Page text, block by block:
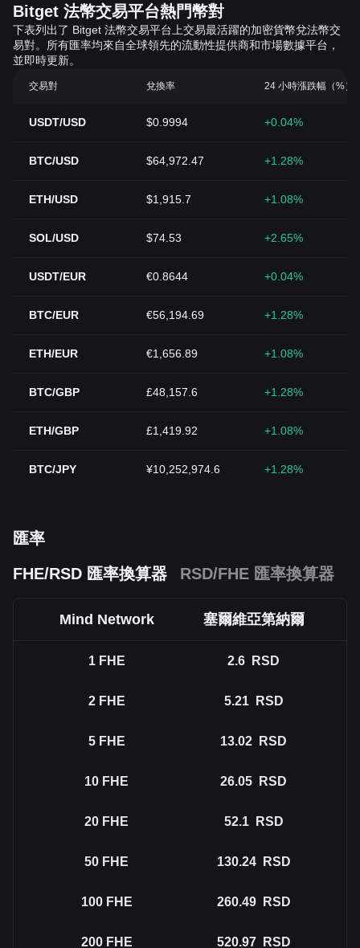
Bitget 法幣交易平台熱門幣對
下表列出了 Bitget 法幣交易平台上交易最活躍的加密貨幣兌法幣交
易對。所有匯率均來自全球領先的流動性提供商和市場數據平台，
並即時更新。
交易對 兌換率 24 小時漲跌幅（%）
USDT/USD $0.9994 +0.04%
BTC/USD $64,972.47 +1.28%
ETH/USD $1,915.7 +1.08%
SOL/USD $74.53 +2.65%
USDT/EUR €0.8644 +0.04%
BTC/EUR €56,194.69 +1.28%
ETH/EUR €1,656.89 +1.08%
BTC/GBP £48,157.6 +1.28%
ETH/GBP £1,419.92 +1.08%
BTC/JPY ¥10,252,974.6 +1.28%
匯率
FHE/RSD 匯率換算器
RSD/FHE 匯率換算器
Mind Network 塞爾維亞第納爾
1 FHE 2.6 RSD
2 FHE 5.21 RSD
5 FHE 13.02 RSD
10 FHE 26.05 RSD
20 FHE 52.1 RSD
50 FHE 130.24 RSD
100 FHE 260.49 RSD
200 FHE 520.97 RSD